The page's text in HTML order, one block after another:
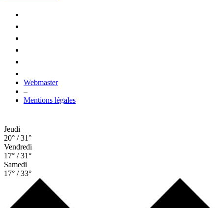
Webmaster
–
Mentions légales
Jeudi
20° / 31°
Vendredi
17° / 31°
Samedi
17° / 33°